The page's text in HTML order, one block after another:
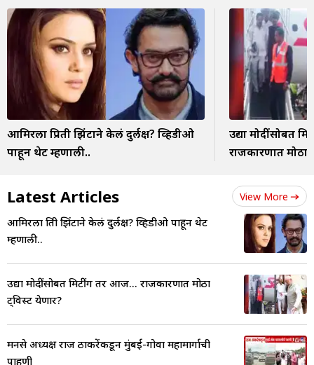
आमिरला प्रिती झिंटाने केलं दुर्लक्ष? व्हिडीओ
पाहून थेट म्हणाली..
उद्या मोदींसोबत
राजकारणात मोठा
Latest Articles View More
आमिरला प्रिती झिंटाने केलं दुर्लक्ष? व्हिडीओ पाहून थेट
म्हणाली..
उद्या मोदींसोबत मिटींग तर आज... राजकारणात मोठा
ट्विस्ट येणार?
मनसे अध्यक्ष राज ठाकरेंकडून मुंबई-गोवा महामार्गाची
पाहणी